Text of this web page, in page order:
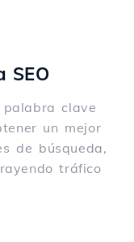
SEO
clave
un mejor
de búsqueda,
tráfico